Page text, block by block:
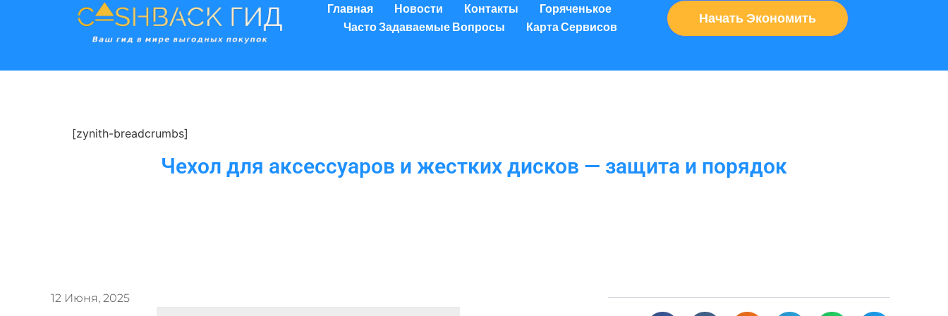
Главная Новости Контакты
Горяченькое
Часто Задаваемые Вопросы
Карта Сервисов
Начать Экономить
[zynith-breadcrumbs]
Чехол для аксессуаров и жестких дисков — защита и порядок
12 Июня, 2025